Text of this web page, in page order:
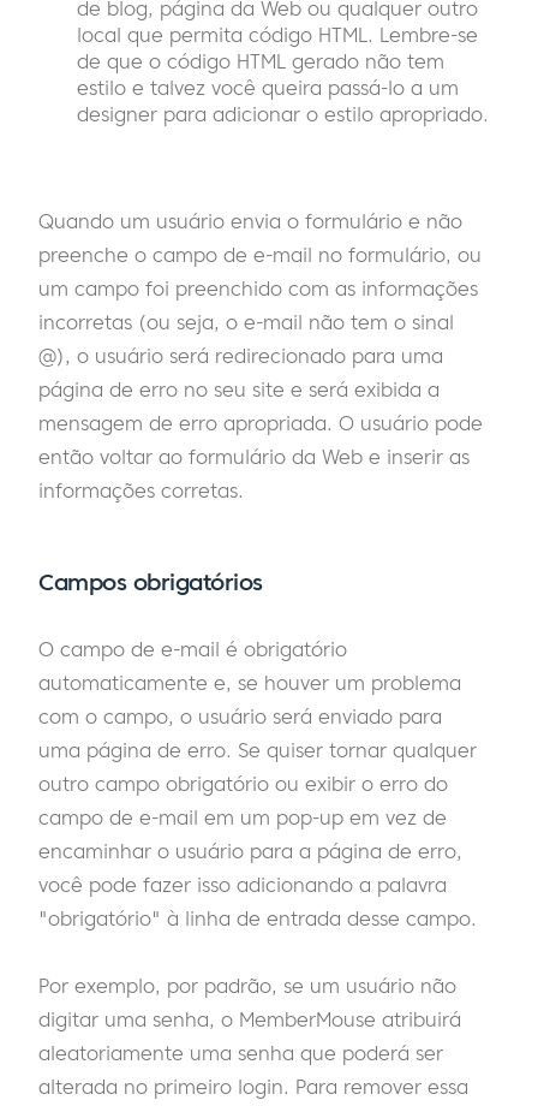
de blog, página da Web ou qualquer outro
local que permita código HTML. Lembre-se
de que o código HTML gerado não tem
estilo e talvez você queira passá-lo a um
designer para adicionar o estilo apropriado.
Quando um usuário envia o formulário e não
preenche o campo de e-mail no formulário, ou
um campo foi preenchido com as informações
incorretas (ou seja, o e-mail não tem o sinal
@), o usuário será redirecionado para uma
página de erro no seu site e será exibida a
mensagem de erro apropriada. O usuário pode
então voltar ao formulário da Web e inserir as
informações corretas.
Campos obrigatórios
O campo de e-mail é obrigatório
automaticamente e, se houver um problema
com o campo, o usuário será enviado para
uma página de erro. Se quiser tornar qualquer
outro campo obrigatório ou exibir o erro do
campo de e-mail em um pop-up em vez de
encaminhar o usuário para a página de erro,
você pode fazer isso adicionando a palavra
"obrigatório" à linha de entrada desse campo.
Por exemplo, por padrão, se um usuário não
digitar uma senha, o MemberMouse atribuirá
aleatoriamente uma senha que poderá ser
alterada no primeiro login. Para remover essa